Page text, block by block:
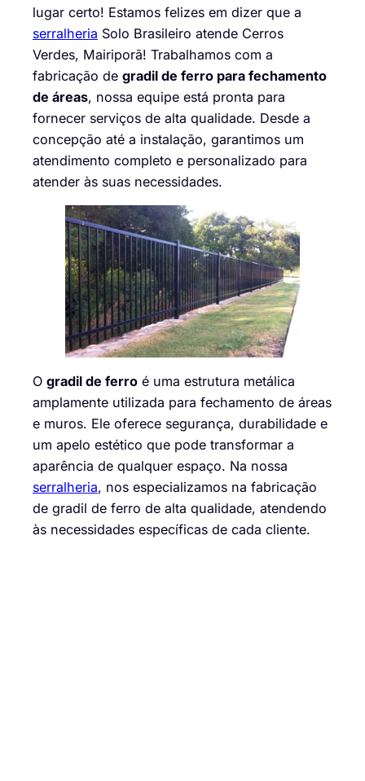
lugar certo! Estamos felizes em dizer que a
serralheria Solo Brasileiro atende Cerros
Verdes, Mairiporã! Trabalhamos com a
fabricação de gradil de ferro para fechamento
de áreas, nossa equipe está pronta para
fornecer serviços de alta qualidade. Desde a
concepção até a instalação, garantimos um
atendimento completo e personalizado para
atender às suas necessidades.
O gradil de ferro é uma estrutura metálica
amplamente utilizada para fechamento de áreas
e muros. Ele oferece segurança, durabilidade e
um apelo estético que pode transformar a
aparência de qualquer espaço. Na nossa
serralheria, nos especializamos na fabricação
de gradil de ferro de alta qualidade, atendendo
às necessidades específicas de cada cliente.